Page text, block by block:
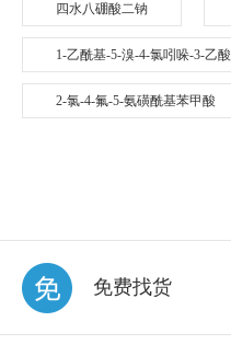
四水八硼酸二钠
1-乙酰基-5-溴-4-氯吲哚-3-乙
2-氯-4-氟-5-氨磺酰基苯甲酸
免费找货